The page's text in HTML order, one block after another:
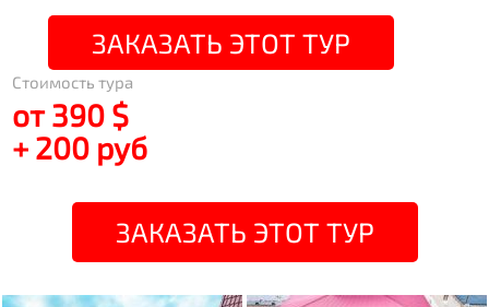
ЗАКАЗАТЬ ЭТОТ ТУР
Стоимость тура
от 390 $
+ 200 руб
ЗАКАЗАТЬ ЭТОТ ТУР